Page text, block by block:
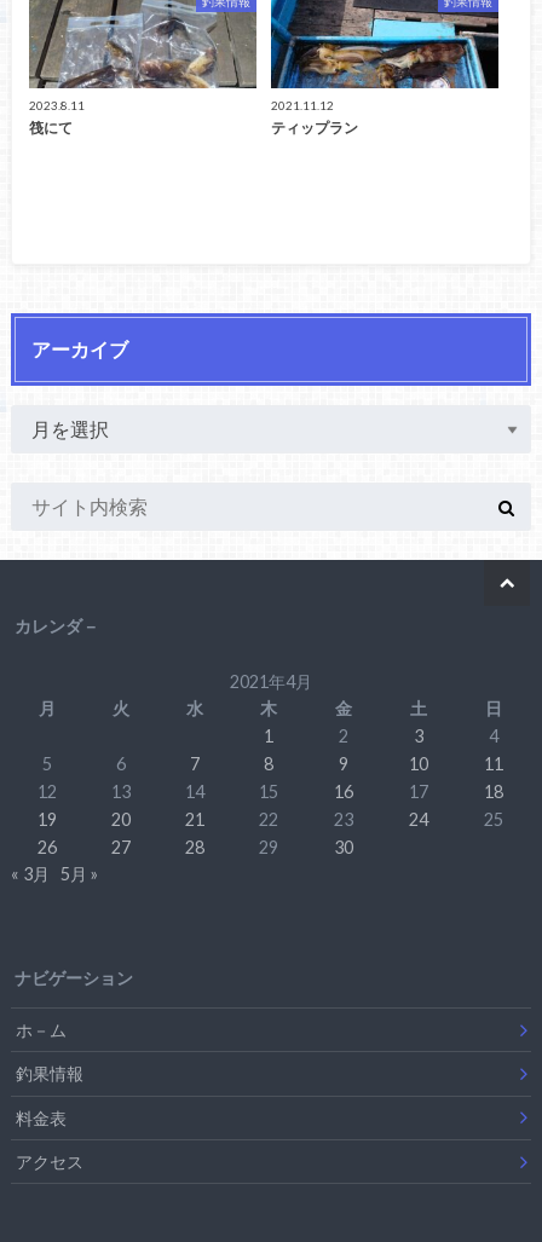
2023.8.11
筏にて
2021.11.12
ティップラン
アーカイブ
カレンダ－
2021年4月
月
火 水 木 金 土
日
1
2 3
4
5
6 7 8 9 10
11
12
13 14 15 16 17
18
19
20 21 22 23 24
25
26
27 28 29
30
« 3月
5月 »
ナビゲーション
ホ－ム
釣果情報
料金表
アクセス